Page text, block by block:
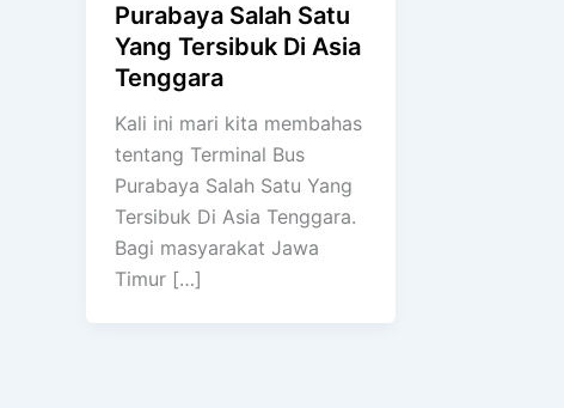
Purabaya Salah Satu
Yang Tersibuk Di Asia
Tenggara
Kali ini mari kita membahas
tentang Terminal Bus
Purabaya Salah Satu Yang
Tersibuk Di Asia Tenggara.
Bagi masyarakat Jawa
Timur […]